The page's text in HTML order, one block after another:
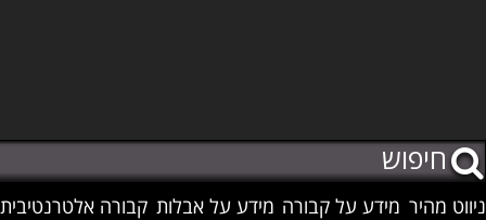
ניווט מהיר מידע על קבורה מידע על אבלות קבורה אלטרנטיבית